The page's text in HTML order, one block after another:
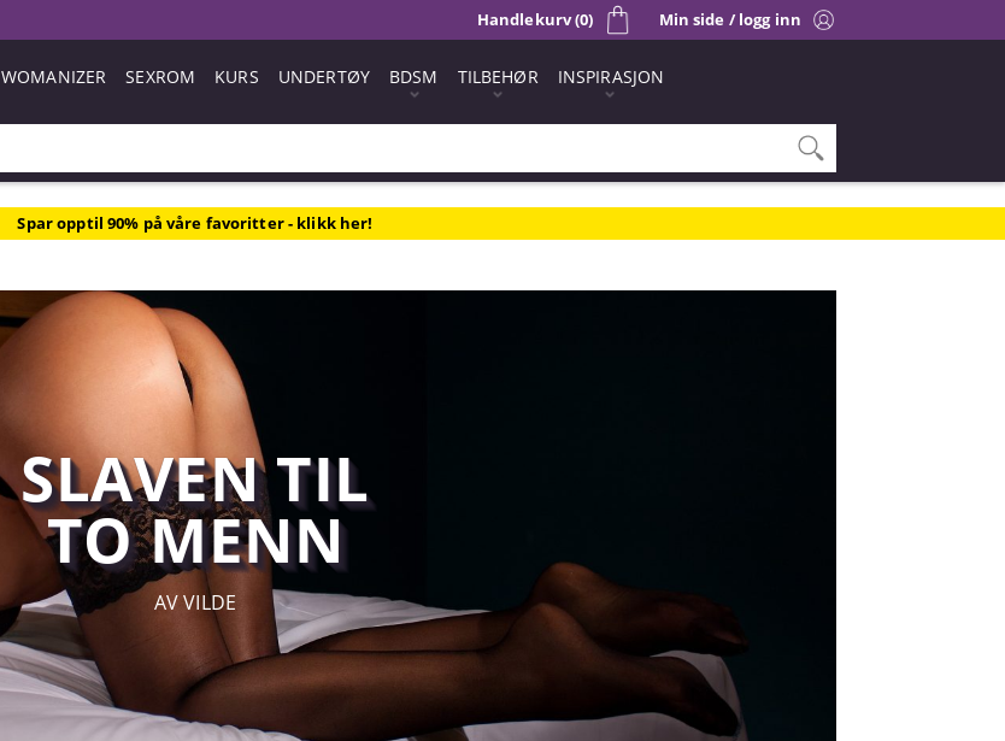
Min side / logg inn
Handlekurv (0)
WOMANIZER SEXROM KURS UNDERTØY BDSM TILBEHØR INSPIRASJON
Spar opptil 90% på våre favoritter - klikk her!
SLAVEN TIL
TO MENN
AV VILDE